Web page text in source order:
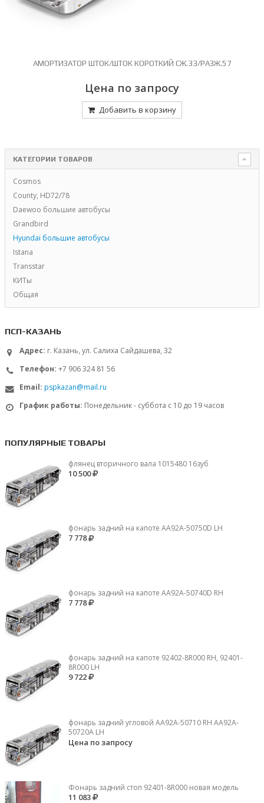
АМОРТИЗАТОР ШТОК/ШТОК КОРОТКИЙ СЖ.33/РАЗЖ.57
Цена по запросу
Добавить в корзину
КАТЕГОРИИ ТОВАРОВ
Cosmos
County, HD72/78
Daewoo большие автобусы
Grandbird
Hyundai большие автобусы
Istana
Transstar
КИТы
Общая
ПСП-КАЗАНЬ
Адрес: г. Казань, ул. Салиха Сайдашева, 32
Телефон: +7 906 324 81 56
Email: pspkazan@mail.ru
График работы: Понедельник - суббота с 10 до 19 часов
ПОПУЛЯРНЫЕ ТОВАРЫ
флянец вторичного вала 1015480 16зуб
10 500
фонарь задний на капоте AA92A-50750D LH
7 778
фонарь задний на капоте AA92A-50740D RH
7 778
фонарь задний на капоте 92402-8R000 RH, 92401-
8R000 LH
9 722
фонарь задний угловой AA92A-50710 RH AA92A-
50720A LH
Цена по запросу
Фонарь задний стоп 92401-8R000 новая модель
11 083